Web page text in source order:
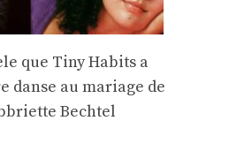
que Tiny Habits a
danse au mariage de
Bechtel